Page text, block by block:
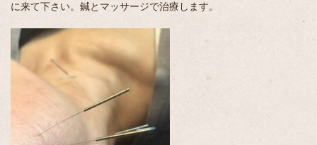
に来て下さい。鍼とマッサージで治療します。